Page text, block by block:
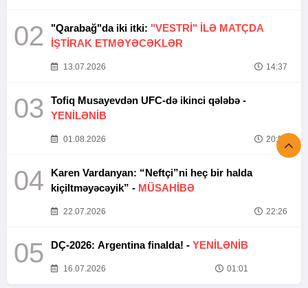
02 "Qarabağ"da iki itki: "VESTRİ" İLƏ MATÇDA
İŞTİRAK ETMƏYƏCƏKLƏR
13.07.2026 14:37
03
Tofiq Musayevdən UFC-də ikinci qələbə -
YENİLƏNİB
01.08.2026 20:52
04
Karen Vardanyan: “Neftçi”ni heç bir halda
kiçiltməyəcəyik” - MÜSAHİBƏ
22.07.2026 22:26
05 DÇ-2026: Argentina finalda! - YENİLƏNİB
16.07.2026 01:01